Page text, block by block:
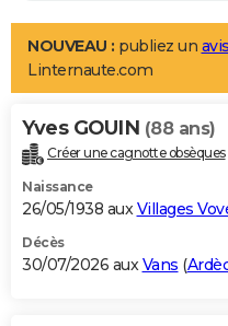
LIFESTYLE
Art de vivre
Bien-être
Loisirs
Mode
Modes de vie
Alimentation
Guide de la santé
Maladies
Médicaments
Sommeil
VOYAGE
Destinations
City break
Voyage nature
Voyage de noces
Forum
Climat
+PHOTO
GUIDES D'ACHAT
BONS PLANS
NOUVEAU : publiez un
Linternaute.com
Yves GOUIN (88 ans)
Créer une cagnotte obsèques
Naissance
26/05/1938 auxVillages
Décès
30/07/2026 auxVans (